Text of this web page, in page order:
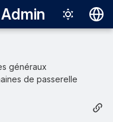
Español
généraux
de passerelle